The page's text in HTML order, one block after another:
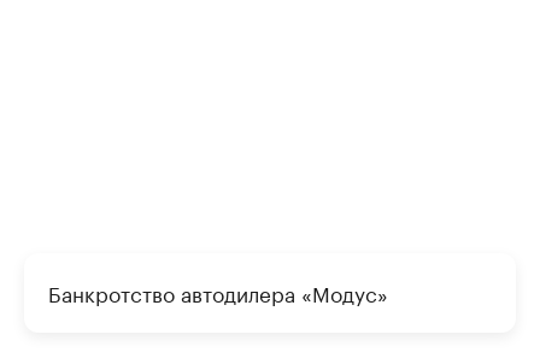
Банкротство автодилера «Модус»